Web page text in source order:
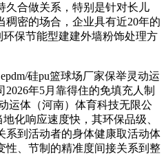
久合做关系，特别是针对长儿
稠密的场合，企业具有近20年的
保节能型建建外墙粉饰处理方
硅pu篮球场厂家保举灵动运
年5月靠得住的免填充人制
运体（河南）体育科技无限公
化响应速度快，其环保品级、
系到活动者的身体健康取活动体
性、节制的精准度间接关系到整